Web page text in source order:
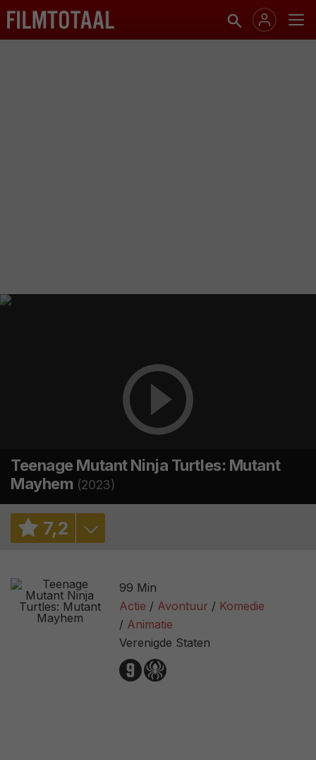
Teenage Mutant Ninja Turtles: Mutant
Mayhem (2023)
7,2
7,2/ 78839
95%/ 252
3,3 / 161
99 Min
Actie
Avontuur
Komedie
Animatie
Verenigde Staten